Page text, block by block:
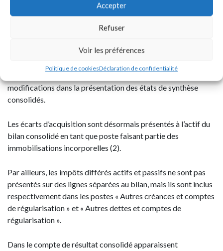
Accepter
Refuser
Voir les préférences
Politique de cookiesDéclaration de confidentialité
Clarification de la
présentation des comptes
modifications dans la présentation des états de synthèse
consolidés.
Les écarts d’acquisition sont désormais présentés à l’actif du
bilan consolidé en tant que poste faisant partie des
immobilisations incorporelles (2).
Par ailleurs, les impôts différés actifs et passifs ne sont pas
présentés sur des lignes séparées au bilan, mais ils sont inclus
respectivement dans les postes « Autres créances et comptes
de régularisation » et « Autres dettes et comptes de
régularisation ».
Dans le compte de résultat consolidé apparaissent